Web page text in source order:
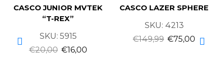
CASCO JUNIOR MVTEK
“T-REX”
SKU: 5915
€20,00 €16,00
CASCO LAZER SPHERE
SKU: 4213
€149,99 €75,00